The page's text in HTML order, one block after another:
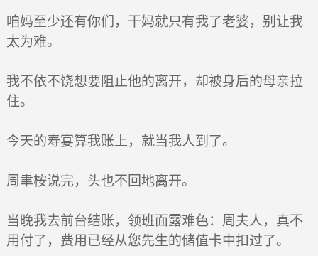
咱妈至少还有你们，干妈就只有我了老婆，别让我
太为难。
我不依不饶想要阻止他的离开，却被身后的母亲拉
住。
今天的寿宴算我账上，就当我人到了。
周聿桉说完，头也不回地离开。
当晚我去前台结账，领班面露难色：周夫人，真不
用付了，费用已经从您先生的储值卡中扣过了。